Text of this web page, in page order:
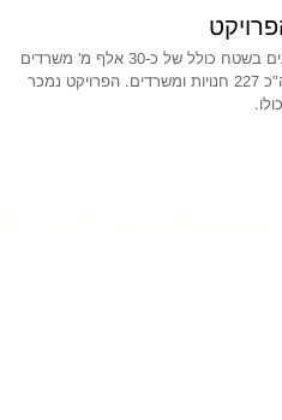
מגרש 14 דונם עליו נבנו ארבעה בניינים בשטח כולל של כ-30 אלף מ' משרדים
ומסחר ועוד חניון של 14 אלף מ'. סה"כ 227 חנויות ומשרדים. הפרויקט נמכר
כולו.